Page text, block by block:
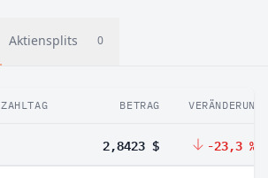
Aktiensplits 0
ZAHLTAG BETRAG VERÄNDERUNG
2,8423 $ -23,3 %